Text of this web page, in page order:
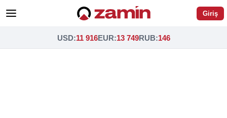
Giriş
USD:11 916EUR:13 749RUB:146